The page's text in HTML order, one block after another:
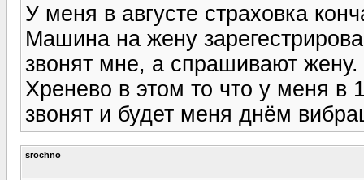
У меня в августе страховка
Машина на жену
звонят мне, а спрашивают
Хренево в этом то что у меня
звонят и будет меня днём
srochno